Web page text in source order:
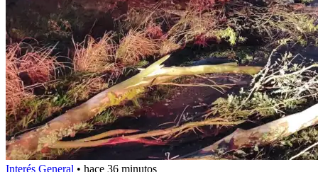
Interés General • hace 36 minutos